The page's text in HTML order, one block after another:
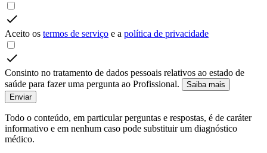
Aceito os termos de serviço e a política de privacidade
Consinto no tratamento de dados pessoais relativos ao estado de
saúde para fazer uma pergunta ao Profissional.
Saiba mais
Enviar
Todo o conteúdo, em particular perguntas e respostas, é de caráter
informativo e em nenhum caso pode substituir um diagnóstico
médico.